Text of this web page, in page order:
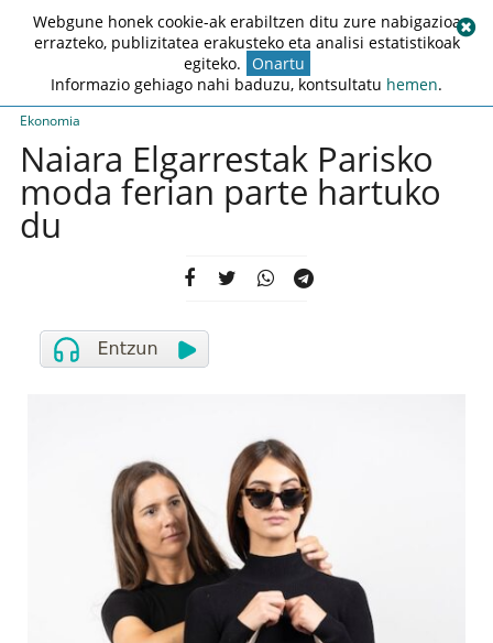
Ekonomia
Naiara Elgarrestak Parisko
moda ferian parte hartuko
du
Webgune honek cookie-ak erabiltzen ditu zure nabigazioa
errazteko, publizitatea erakusteko eta analisi estatistikoak
egiteko. Onartu
Informazio gehiago nahi baduzu, kontsultatu hemen.